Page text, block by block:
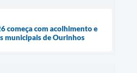
começa com acolhimento e
municipais de Ourinhos